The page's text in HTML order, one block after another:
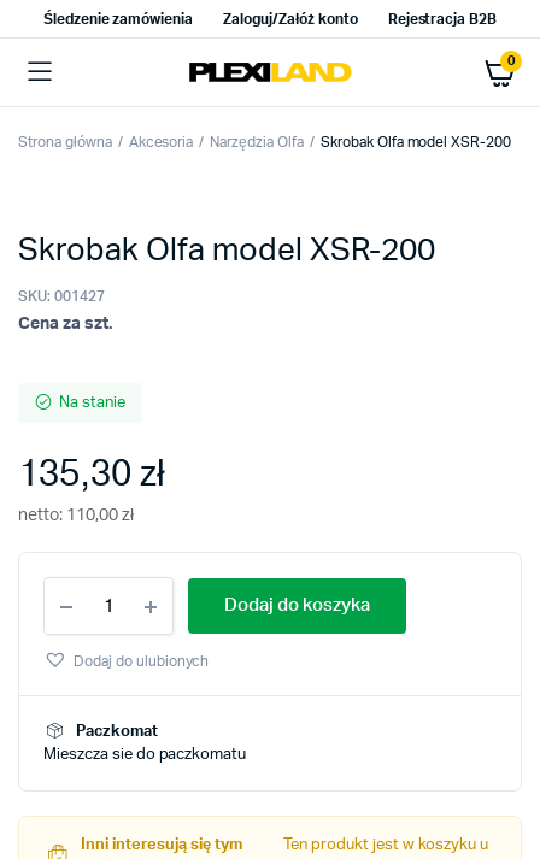
Śledzenie zamówienia Zaloguj/Załóż konto Rejestracja B2B
0
Strona główna Akcesoria Narzędzia Olfa Skrobak Olfa model XSR-200
Skrobak Olfa model XSR-200
SKU: 001427
Cena za szt.
Na stanie
135,30zł
netto: 110,00 zł
Olfa
model
XSR-
Dodaj do koszyka
Dodaj do ulubionych
Paczkomat
Mieszcza sie do paczkomatu
Inni interesują się tym
Ten produkt jest w koszyku u